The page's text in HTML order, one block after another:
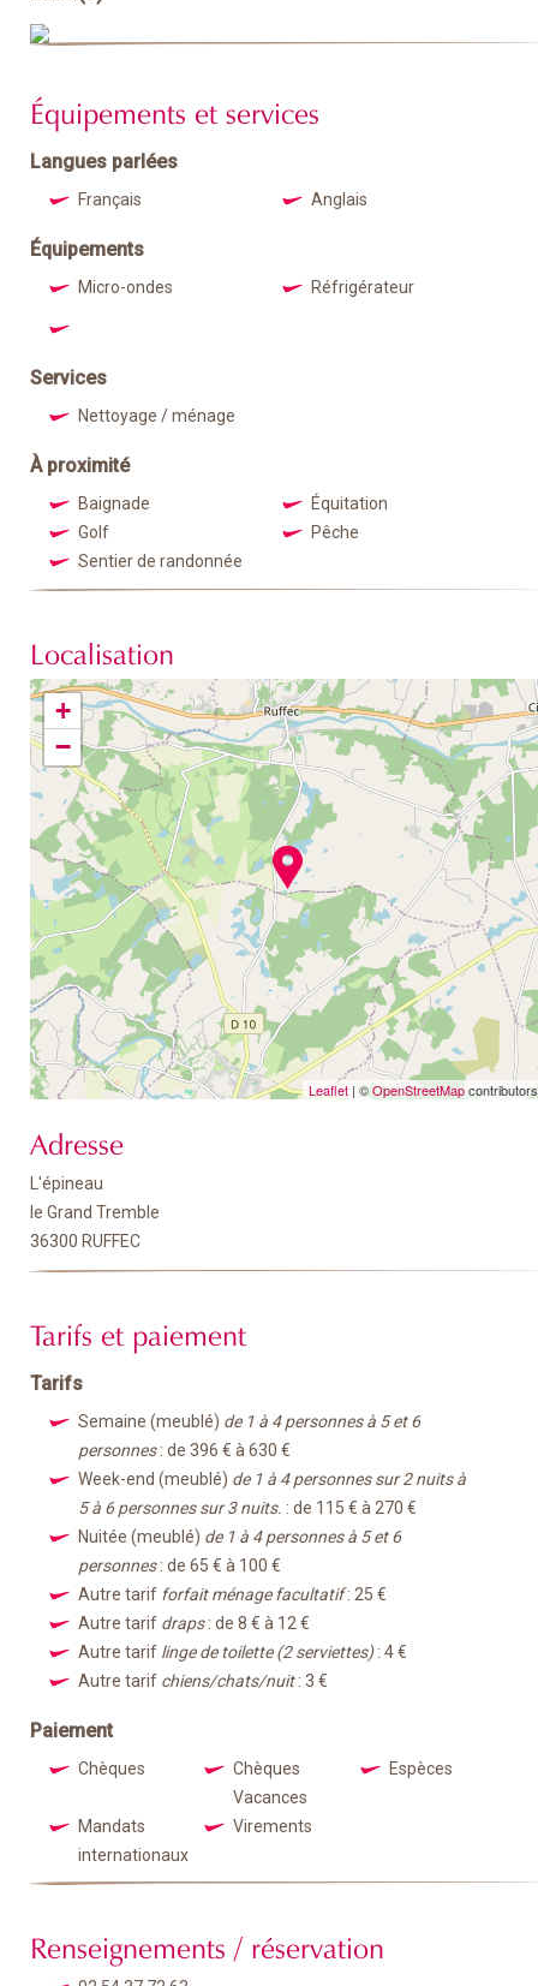
Équipements et services
Langues parlées
Français Anglais
Équipements
Micro-ondes Réfrigérateur
Services
Nettoyage / ménage
À proximité
Baignade
Équitation
Golf
Pêche
Sentier de randonnée
Localisation
+
−
Leaflet | ©OpenStreetMapcontributors
Adresse
L'épineau
le Grand Tremble
36300 RUFFEC
Tarifs et paiement
Tarifs
Semaine (meublé) de 1 à 4 personnes à 5 et 6
personnes: de 396 € à 630 €
Week-end (meublé) de 1 à 4 personnes sur 2 nuits à
5 à 6 personnes sur 3 nuits. : de 115 € à 270 €
Nuitée (meublé) de 1 à 4 personnes à 5 et 6
personnes: de 65 € à 100 €
Autre tarif forfait ménage facultatif: 25 €
Autre tarif draps: de 8 € à 12 €
Autre tarif linge de toilette (2 serviettes): 4 €
Autre tarif chiens/chats/nuit: 3 €
Paiement
Chèques
Chèques
Vacances
Espèces
Mandats
internationaux
Virements
Renseignements / réservation